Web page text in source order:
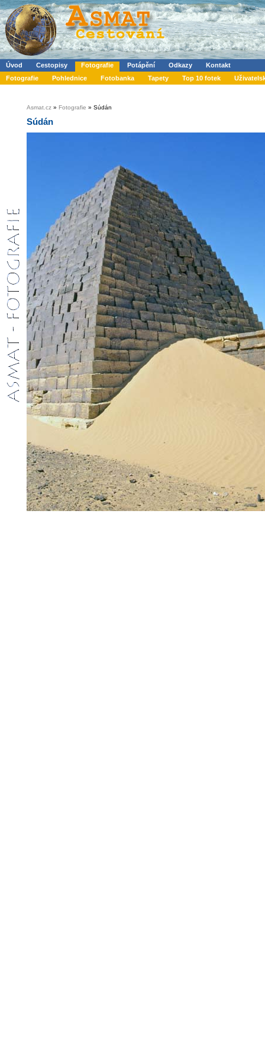
Úvod Cestopisy Fotografie Potápění Odkazy
Kontakt
Fotografie
Pohlednice Fotobanka Tapety Top 10 fotek
Asmat.cz » Fotografie » Súdán
Súdán